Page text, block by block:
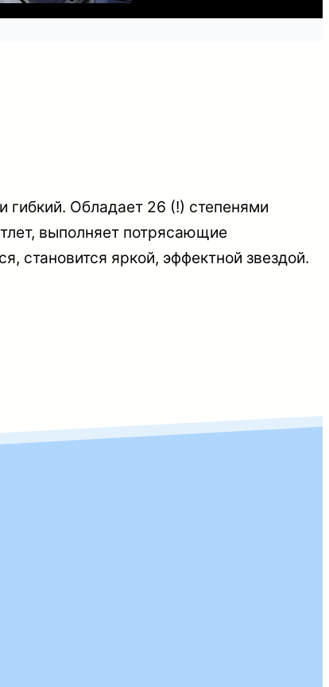
Обладает 26 (!) степенями
выполняет потрясающие
становится яркой, эффектной звездой.